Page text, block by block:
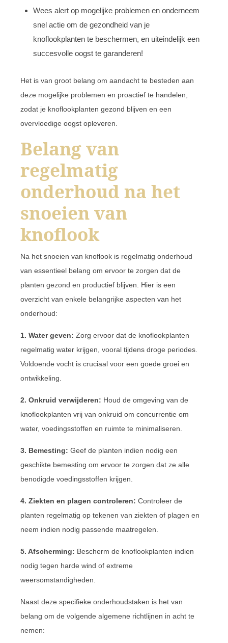
Wees alert op mogelijke problemen en onderneem
snel actie om de gezondheid van je
knoflookplanten te beschermen, en uiteindelijk een
succesvolle oogst te garanderen!
Het is van groot belang om aandacht te besteden aan
deze mogelijke problemen en proactief te handelen,
zodat je knoflookplanten gezond blijven en een
overvloedige oogst opleveren.
Belang van
regelmatig
onderhoud na het
snoeien van
knoflook
Na het snoeien van knoflook is regelmatig onderhoud
van essentieel belang om ervoor te zorgen dat de
planten gezond en productief blijven. Hier is een
overzicht van enkele belangrijke aspecten van het
onderhoud:
1. Water geven: Zorg ervoor dat de knoflookplanten
regelmatig water krijgen, vooral tijdens droge periodes.
Voldoende vocht is cruciaal voor een goede groei en
ontwikkeling.
2. Onkruid verwijderen: Houd de omgeving van de
knoflookplanten vrij van onkruid om concurrentie om
water, voedingsstoffen en ruimte te minimaliseren.
3. Bemesting: Geef de planten indien nodig een
geschikte bemesting om ervoor te zorgen dat ze alle
benodigde voedingsstoffen krijgen.
4. Ziekten en plagen controleren: Controleer de
planten regelmatig op tekenen van ziekten of plagen en
neem indien nodig passende maatregelen.
5. Afscherming: Bescherm de knoflookplanten indien
nodig tegen harde wind of extreme
weersomstandigheden.
Naast deze specifieke onderhoudstaken is het van
belang om de volgende algemene richtlijnen in acht te
nemen: